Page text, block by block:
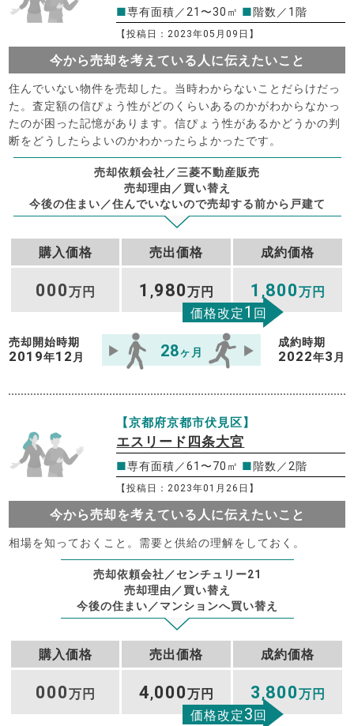
■専有面積／21〜30㎡ ■階数／1階
【投稿日：2023年05月09日】
今から売却を考えている人に伝えたいこと
住んでいない物件を売却した。当時わからないことだらけだっ
た。査定額の信ぴょう性がどのくらいあるのかがわからなかっ
たのが困った記憶があります。信ぴょう性があるかどうかの判
断をどうしたらよいのかわかったらよかったです。
売却依頼会社／三菱不動産販売
売却理由／買い替え
今後の住まい／住んでいないので売却する前から戸建て
購入価格 売出価格 成約価格
000万円 1 ,980万円 1 ,800万円
価格改定1 回
売却開始時期
2019年12 月 28ヶ月
成約時期
2022年3 月
【京都府京都市伏見区】
エスリード四条大宮
■専有面積／61〜70㎡ ■階数／2階
【投稿日：2023年01月26日】
今から売却を考えている人に伝えたいこと
相場を知っておくこと。需要と供給の理解をしておく。
売却依頼会社／センチュリー21
売却理由／買い替え
今後の住まい／マンションへ買い替え
購入価格 売出価格 成約価格
000万円 4,000万円 3 ,800万円
価格改定3回